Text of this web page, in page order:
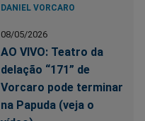
DANIEL VORCARO
08/05/2026
AO VIVO: Teatro da
delação “171” de
Vorcaro pode terminar
na Papuda (veja o